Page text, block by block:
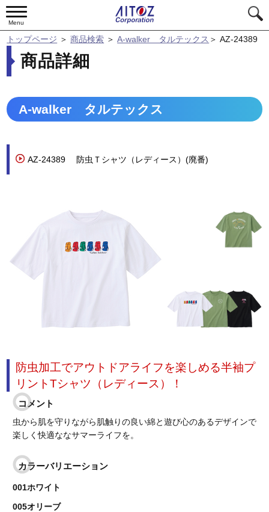
Menu
トップページ ＞商品検索 ＞ A-walker タルテックス ＞AZ-24389
商品詳細
A-walker タルテックス
AZ-24389 防虫Ｔシャツ（レディース）(廃番)
防虫加工でアウトドアライフを楽しめる半袖プ
リントTシャツ（レディース）！
コメント
虫から肌を守りながら肌触りの良い綿と遊び心のあるデザインで
楽しく快適ななサマーライフを。
カラーバリエーション
001ホワイト
005オリーブ